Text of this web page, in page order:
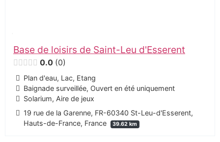
Base de loisirs de Saint-Leu d'Esserent
0.0 0
Plan d'eau, Lac, Etang
Baignade surveillée, Ouvert en été uniquement
Solarium, Aire de jeux
19 rue de la Garenne, FR-60340 St-Leu-d'Esserent,
Hauts-de-France, France
39.62 km